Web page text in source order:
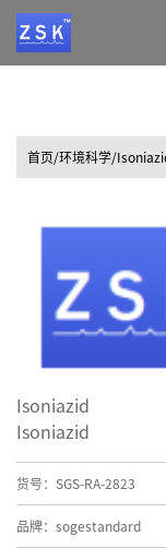
首页/环境科学/
Isoniazid
Isoniazid
货号：SGS-RA-2823
品牌：sogestandard